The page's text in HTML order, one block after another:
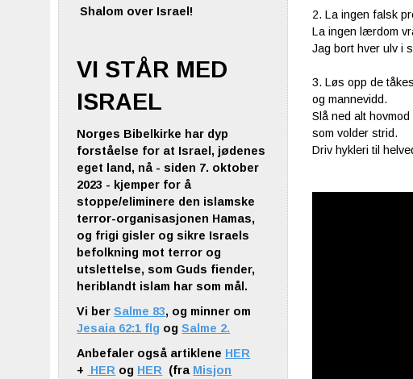
Shalom over Israel!
VI STÅR MED
ISRAEL
Norges Bibelkirke har dyp
forståelse for at Israel, jødenes
eget land, nå - siden 7. oktober
2023 - kjemper for å
stoppe/eliminere den islamske
terror-organisasjonen Hamas,
og frigi gisler og sikre Israels
befolkning mot terror og
utslettelse, som Guds fiender,
heriblandt islam har som mål.
Vi berSalme 83, og minner om
Jesaia 62:1 flg ogSalme 2.
Anbefaler også artiklene HER
+
HER og HER (fra Misjon
2. La ingen falsk
La ingen lærdom
Jag bort hver ulv i
3. Løs opp de
og mannevidd.
Slå ned alt
som volder strid.
Driv hykleri til